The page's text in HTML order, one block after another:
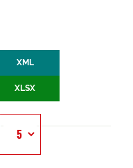
XML
XLSX